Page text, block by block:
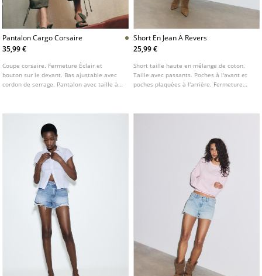
Pantalon Cargo Corsaire
35,99 €
Coupe corsaire. Fermeture Éclair et
bouton sur le devant. Bas ajustable avec
cordon de serrage. Pantalon avec taille à
Short En Jean A Revers
25,99 €
Short taille haute en mélange de coton.
Taille avec passants. Poches à l'avant et
poches plaquées à l'arrière. Fermeture
plusieurs coloris.